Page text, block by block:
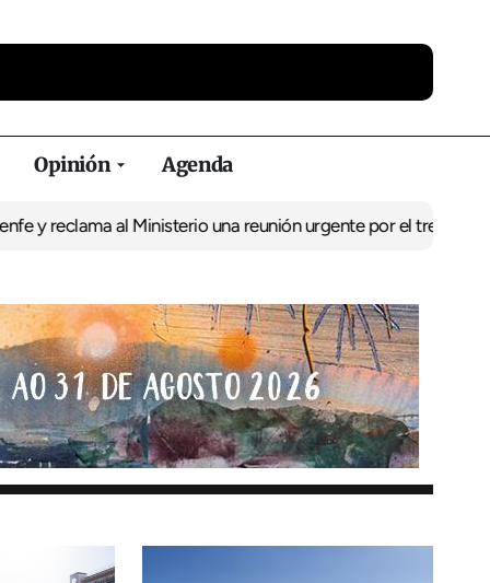
Opinión Agenda
al Ministerio una reunión urgente por el tren El BNG exige